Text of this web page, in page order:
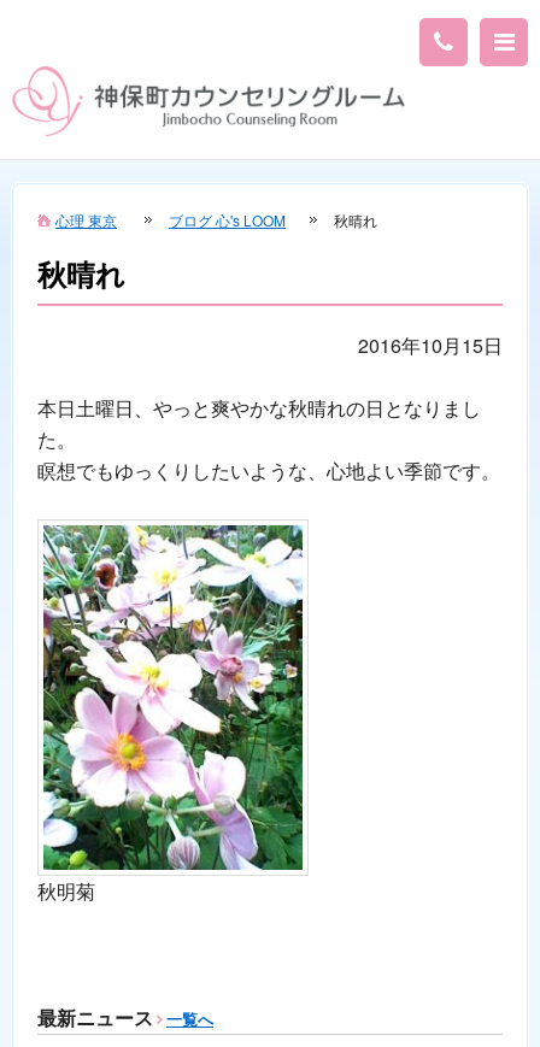
心理 東京 ブログ 心's LOOM 秋晴れ
秋晴れ
2016年10月15日
本日土曜日、やっと爽やかな秋晴れの日となりまし
た。
瞑想でもゆっくりしたいような、心地よい季節です。
秋明菊
最新ニュース 一覧へ